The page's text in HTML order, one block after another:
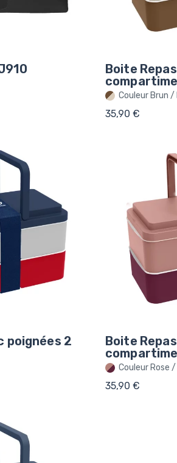
Boite
Couleur Brun /
35,90 €
poignées 2
Boite
Couleur Rose
35,90 €